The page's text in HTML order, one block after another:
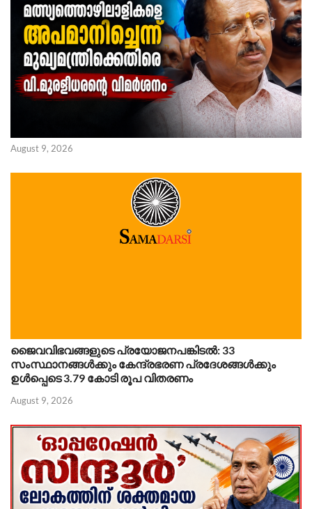
August 9, 2026
ജൈവവിഭവങ്ങളുടെ പ്രയോജനപങ്കിടൽ: 33
സംസ്ഥാനങ്ങൾക്കും കേന്ദ്രഭരണ പ്രദേശങ്ങൾക്കും
ഉൾപ്പെടെ 3.79 കോടി രൂപ വിതരണം
August 9, 2026